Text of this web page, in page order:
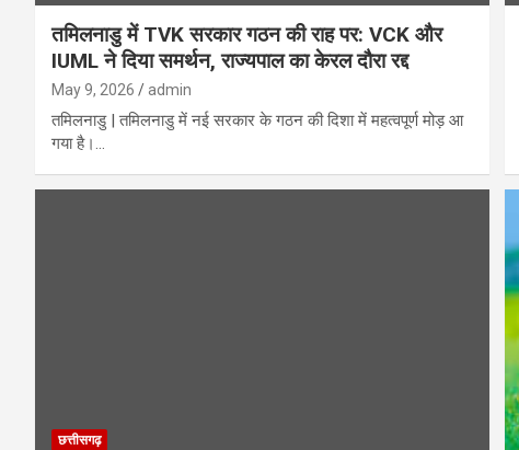
तमिलनाडु में TVK सरकार गठन की राह पर: VCK और
IUML ने दिया समर्थन, राज्यपाल का केरल दौरा रद्द
May 9, 2026 admin
तमिलनाडु | तमिलनाडु में नई सरकार के गठन की दिशा में महत्वपूर्ण मोड़ आ
गया है।…
छत्तीसगढ़